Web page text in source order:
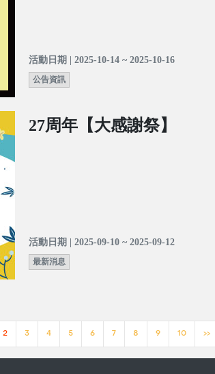
活動日期 | 2025-10-14 ~ 2025-10-16
公告資訊
27周年【大感謝祭】
活動日期 | 2025-09-10 ~ 2025-09-12
最新消息
2 3 4 5 6 7 8 9 10 >>